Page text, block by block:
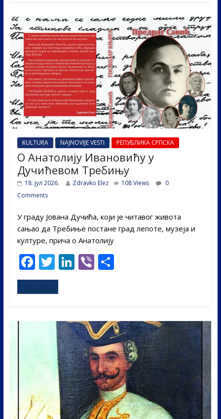
o
o
k
dI
n
KULTURA NAJNOVIJE VESTI РЕПУБЛИКА СРПСКА
О Анатолију Ивановићу у
Дучићевом Требињу
18. јул 2026. Zdravko Elez 108 Views
0
Comments
У граду Јована Дучића, који је читавог живота
сањао да Требиње постане град лепоте, музеја и
културе, прича о Анатолију
F
ac
e
o
T
w
itt
Li
dI
n
Vi S